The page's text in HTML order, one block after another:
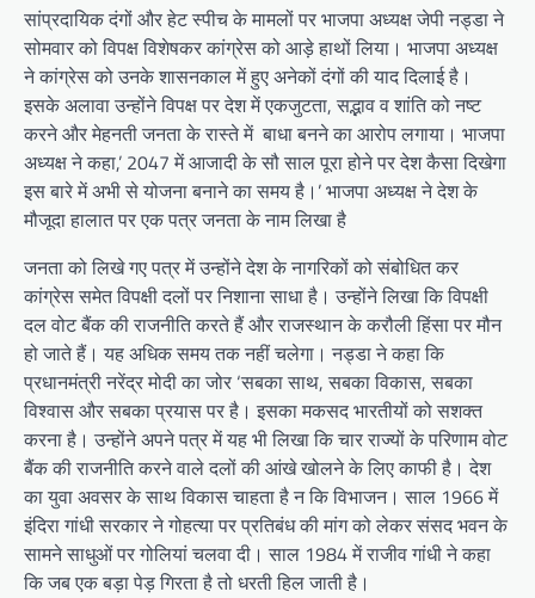
सांप्रदायिक दंगों और हेट स्पीच के मामलों पर भाजपा अध्यक्ष जेपी नड्डा ने
सोमवार को विपक्ष विशेषकर कांग्रेस को आड़े हाथों लिया। भाजपा अध्यक्ष
ने कांग्रेस को उनके शासनकाल में हुए अनेकों दंगों की याद दिलाई है।
इसके अलावा उन्होंने विपक्ष पर देश में एकजुटता, सद्भाव व शांति को नष्ट
करने और मेहनती जनता के रास्ते में बाधा बनने का आरोप लगाया। भाजपा
अध्यक्ष ने कहा,’ 2047 में आजादी के सौ साल पूरा होने पर देश कैसा दिखेगा
इस बारे में अभी से योजना बनाने का समय है।’ भाजपा अध्यक्ष ने देश के
मौजूदा हालात पर एक पत्र जनता के नाम लिखा है
जनता को लिखे गए पत्र में उन्होंने देश के नागरिकों को संबोधित कर
कांग्रेस समेत विपक्षी दलों पर निशाना साधा है। उन्होंने लिखा कि विपक्षी
दल वोट बैंक की राजनीति करते हैं और राजस्थान के करौली हिंसा पर मौन
हो जाते हैं। यह अधिक समय तक नहीं चलेगा। नड्डा ने कहा कि
प्रधानमंत्री नरेंद्र मोदी का जोर ‘सबका साथ, सबका विकास, सबका
विश्वास और सबका प्रयास पर है। इसका मकसद भारतीयों को सशक्त
करना है। उन्होंने अपने पत्र में यह भी लिखा कि चार राज्यों के परिणाम वोट
बैंक की राजनीति करने वाले दलों की आंखे खोलने के लिए काफी है। देश
का युवा अवसर के साथ विकास चाहता है न कि विभाजन। साल 1966 में
इंदिरा गांधी सरकार ने गोहत्या पर प्रतिबंध की मांग को लेकर संसद भवन के
सामने साधुओं पर गोलियां चलवा दी। साल 1984 में राजीव गांधी ने कहा
कि जब एक बड़ा पेड़ गिरता है तो धरती हिल जाती है।